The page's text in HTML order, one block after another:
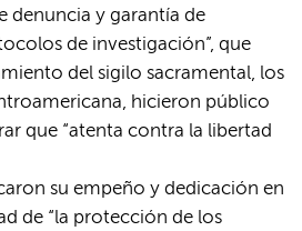
denuncia y garantía de
de investigación”, que
del sigilo sacramental, los
hicieron público
que “atenta contra la libertad
su empeño y dedicación en
de “la protección de los